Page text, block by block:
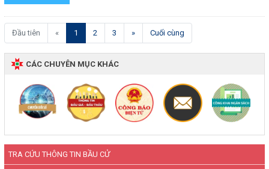
TRA CỨU THÔNG TIN BẦU CỬ
Đầu tiên « 1 (current)
2 3 » Cuối cùng
CÁC CHUYÊN MỤC KHÁC